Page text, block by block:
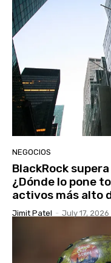
NEGOCIOS
BlackRock
¿Dónde lo pone
activos más alto
Jimit Patel - July 17, 2026